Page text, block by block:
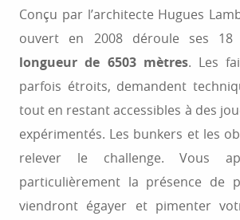
Conçu par l’architecte Hugues
ouvert en 2008 déroule ses
longueur de 6503 mètres. Les
parfois étroits, demandent
tout en restant accessibles à des
expérimentés. Les bunkers et les
relever le challenge. Vous
particulièrement la présence de
viendront égayer et pimenter